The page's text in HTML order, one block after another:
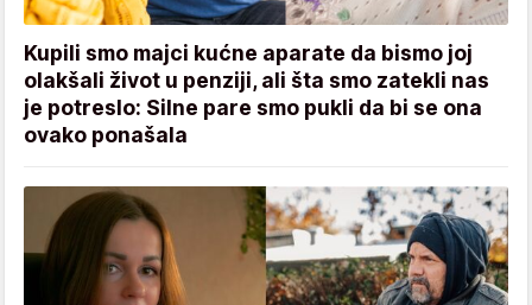
Kupili smo majci kućne aparate da bismo joj
olakšali život u penziji, ali šta smo zatekli nas
je potreslo: Silne pare smo pukli da bi se ona
ovako ponašala